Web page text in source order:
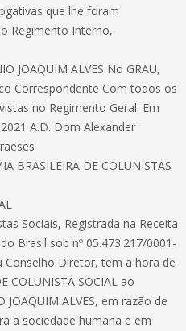
que lhe foram
Regimento Interno,
JOAQUIM ALVES No GRAU,
Correspondente Com todos os
no Regimento Geral. Em
A.D. Dom Alexander
BRASILEIRA DE COLUNISTAS
Sociais, Registrada na Receita
Brasil sob nº 05.473.217/0001-
Conselho Diretor, tem a hora de
COLUNISTA SOCIAL ao
ALVES, em razão de
a sociedade humana e em